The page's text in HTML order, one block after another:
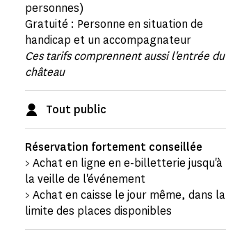
personnes)
Gratuité : Personne en situation de
handicap et un accompagnateur
Ces tarifs comprennent aussi l'entrée du
château
Tout public
Réservation fortement conseillée
> Achat en ligne en e-billetterie jusqu'à
la veille de l'événement
> Achat en caisse le jour même, dans la
limite des places disponibles